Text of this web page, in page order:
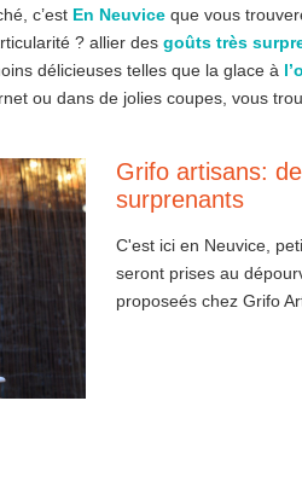
c’est En Neuviceque vous
? allier des goûts très
délicieuses telles que la glace à
ou dans de jolies coupes, vous
Grifo artisans:
surprenants
C'est ici en Neuvice,
seront prises au
proposeés chez Grifo